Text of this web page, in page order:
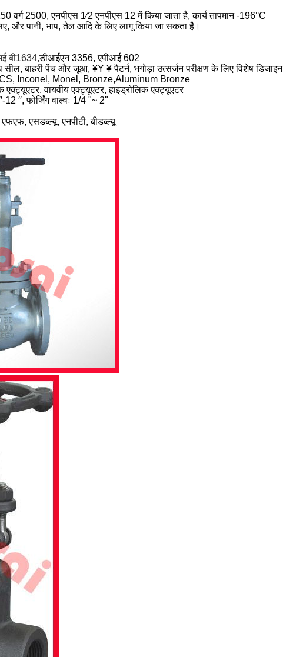
वर्ग 2500, एनपीएस 1⁄2 एनपीएस 12 में किया जाता है, कार्य तापमान -196°C
और पानी, भाप, तेल आदि के लिए लागू किया जा सकता है।
बी1634,डीआईएन 3356, एपीआई 602
बाहरी पेंच और जूआ, ¥Y ¥ पैटर्न, भगोड़ा उत्सर्जन परीक्षण के लिए विशेष डिजाइन
Inconel, Monel, Bronze,Aluminum Bronze
वायवीय एक्ट्यूएटर, हाइड्रोलिक एक्ट्यूएटर
12 ′′, फोर्जिंग वाल्वः 1/4 "~ 2"
एसडब्ल्यू, एनपीटी, बीडब्ल्यू